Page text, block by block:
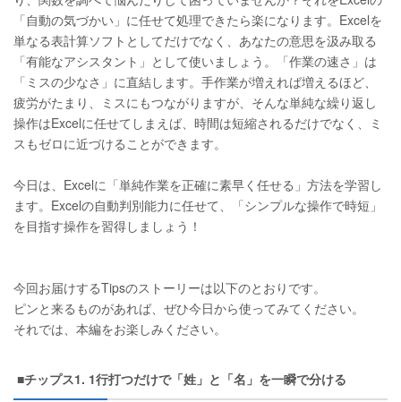
「自動の気づかい」に任せて処理できたら楽になります。Excelを
単なる表計算ソフトとしてだけでなく、あなたの意思を汲み取る
「有能なアシスタント」として使いましょう。「作業の速さ」は
「ミスの少なさ」に直結します。手作業が増えれば増えるほど、
疲労がたまり、ミスにもつながりますが、そんな単純な繰り返し
操作はExcelに任せてしまえば、時間は短縮されるだけでなく、ミ
スもゼロに近づけることができます。
今日は、Excelに「単純作業を正確に素早く任せる」方法を学習し
ます。Excelの自動判別能力に任せて、「シンプルな操作で時短」
を目指す操作を習得しましょう！
今回お届けするTipsのストーリーは以下のとおりです。
ピンと来るものがあれば、ぜひ今日から使ってみてください。
それでは、本編をお楽しみください。
■チップス1. 1行打つだけで「姓」と「名」を一瞬で分ける